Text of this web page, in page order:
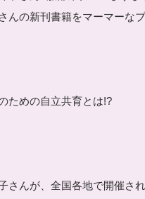
んの新刊書籍をマーマーな
ための自立共育とは!?
さんが、全国各地で開催さ